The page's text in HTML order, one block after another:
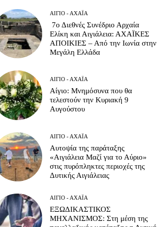
ΑΊΓΙΟ - ΑΧΑΪ́Α
7ο Διεθνές Συνέδριο Αρχαία
Ελίκη και Αιγιάλεια: ΑΧΑΪΚΕΣ
ΑΠΟΙΚΙΕΣ – Από την Ιωνία στην
Μεγάλη Ελλάδα
ΑΊΓΙΟ - ΑΧΑΪ́Α
Αίγιο: Μνημόσυνα που θα
τελεστούν την Κυριακή 9
Αυγούστου
ΑΊΓΙΟ - ΑΧΑΪ́Α
Αυτοψία της παράταξης
«Αιγιάλεια Μαζί για το Αύριο»
στις πυρόπληκτες περιοχές της
Δυτικής Αιγιάλειας
ΑΊΓΙΟ - ΑΧΑΪ́Α
ΕΞΩΔΙΚΑΣΤΙΚΟΣ
ΜΗΧΑΝΙΣΜΟΣ: Στη μέση της